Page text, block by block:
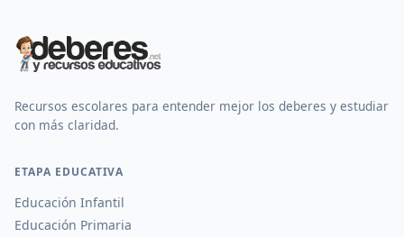
Recursos escolares para entender mejor los deberes y estudiar
con más claridad.
ETAPA EDUCATIVA
Educación Infantil
Educación Primaria